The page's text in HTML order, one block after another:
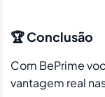
🏆 Conclusão
Com BePrime
vantagem real